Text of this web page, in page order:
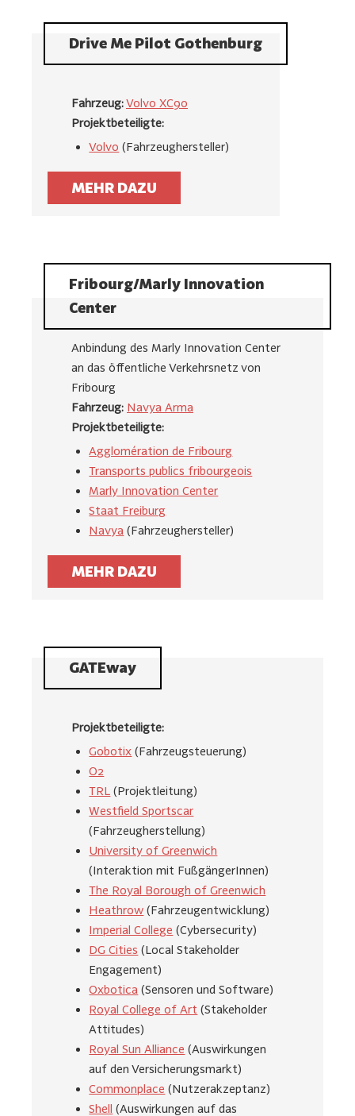
Drive Me Pilot Gothenburg
Fahrzeug:Volvo XC90
Projektbeteiligte:
Volvo (Fahrzeughersteller)
MEHR DAZU
Fribourg/Marly Innovation
Center
Anbindung des Marly Innovation Center
an das öffentliche Verkehrsnetz von
Fribourg
Fahrzeug: Navya Arma
Projektbeteiligte:
Agglomération de Fribourg
Transports publics fribourgeois
Marly Innovation Center
Staat Freiburg
Navya (Fahrzeughersteller)
MEHR DAZU
GATEway
Projektbeteiligte:
Gobotix (Fahrzeugsteuerung)
O2
TRL (Projektleitung)
Westfield Sportscar
(Fahrzeugherstellung)
University of Greenwich
(Interaktion mit FußgängerInnen)
The Royal Borough of Greenwich
Heathrow (Fahrzeugentwicklung)
Imperial College (Cybersecurity)
DG Cities (Local Stakeholder
Engagement)
Oxbotica (Sensoren und Software)
Royal College of Art (Stakeholder
Attitudes)
Royal Sun Alliance (Auswirkungen
auf den Versicherungsmarkt)
Commonplace (Nutzerakzeptanz)
Shell (Auswirkungen auf das